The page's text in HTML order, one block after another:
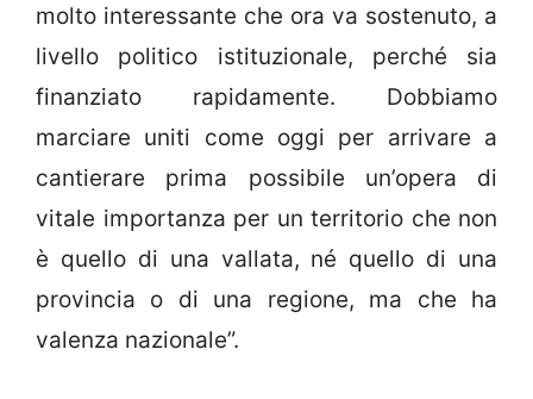
molto interessante che ora va sostenuto, a
livello politico istituzionale, perché sia
finanziato rapidamente. Dobbiamo
marciare uniti come oggi per arrivare a
cantierare prima possibile un’opera di
vitale importanza per un territorio che non
è quello di una vallata, né quello di una
provincia o di una regione, ma che ha
valenza nazionale”.